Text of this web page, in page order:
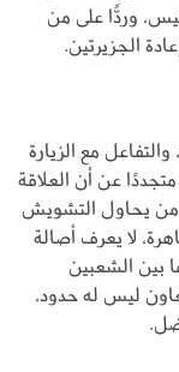
وردًّا على من
الجزيرتين.
مع الزيارة
متجددًا عن أن العلاقة
من يحاول التشويش
لا يعرف أصالة
بين الشعبين
ليس له حدود،